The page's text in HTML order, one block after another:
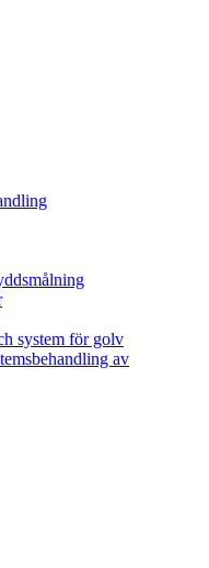
system för golv
av